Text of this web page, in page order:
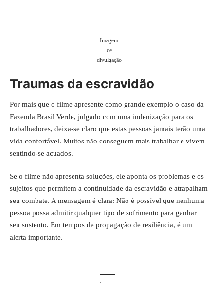
Imagem
de
divulgação
Traumas da escravidão
Por mais que o filme apresente como grande exemplo o caso da
Fazenda Brasil Verde, julgado com uma indenização para os
trabalhadores, deixa-se claro que estas pessoas jamais terão uma
vida confortável. Muitos não conseguem mais trabalhar e vivem
sentindo-se acuados.
Se o filme não apresenta soluções, ele aponta os problemas e os
sujeitos que permitem a continuidade da escravidão e atrapalham
seu combate. A mensagem é clara: Não é possível que nenhuma
pessoa possa admitir qualquer tipo de sofrimento para ganhar
seu sustento. Em tempos de propagação de resiliência, é um
alerta importante.